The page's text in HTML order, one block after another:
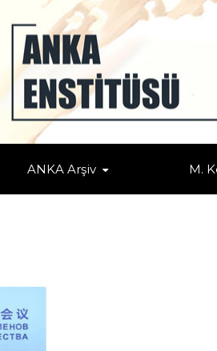
ANKA Arşiv M.